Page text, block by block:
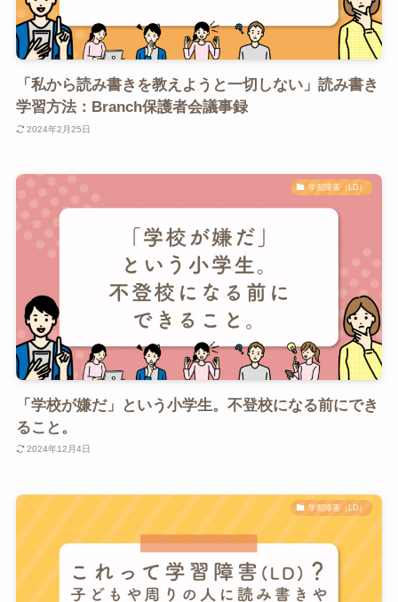
「私から読み書きを教えようと一切しない」読み書き
学習方法：Branch保護者会議事録
2024年2月25日
学習障害（LD）
「学校が嫌だ」という小学生。不登校になる前にでき
ること。
2024年12月4日
学習障害（LD）